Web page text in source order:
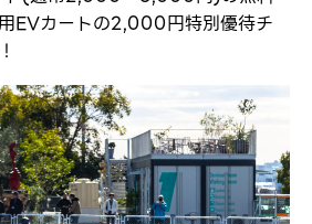
EVカートの2,000円特別優待チ